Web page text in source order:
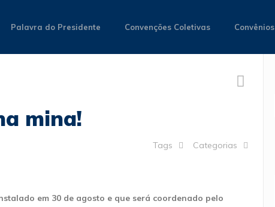
Palavra do Presidente Convenções Coletivas Convênios
mina!
Categorias
Tags
em 30 de agosto e que será coordenado pelo